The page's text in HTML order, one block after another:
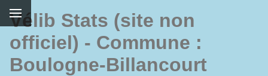
Vélib Stats (site non
officiel) - Commune :
Boulogne-Billancourt